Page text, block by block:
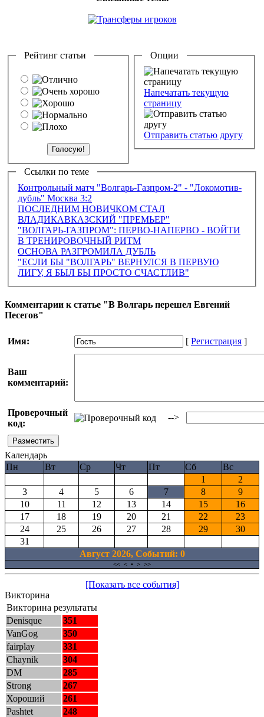
Рейтинг статьи Опции
Напечатать текущую
страницу
Отправить статью другу
Ссылки по теме
Контрольный матч "Волгарь-Газпром-2" - "Локомотив-
дубль" Москва 3:2
ПОСЛЕДНИМ НОВИЧКОМ СТАЛ
ВЛАДИКАВКАЗСКИЙ "ПРЕМЬЕР"
"ВОЛГАРЬ-ГАЗПРОМ": ПЕРВО-НАПЕРВО - ВОЙТИ
В ТРЕНИРОВОЧНЫЙ РИТМ
ОСНОВА РАЗГРОМИЛА ДУБЛЬ
"ЕСЛИ БЫ "ВОЛГАРЬ" ВЕРНУЛСЯ В ПЕРВУЮ
ЛИГУ, Я БЫЛ БЫ ПРОСТО СЧАСТЛИВ"
Комментарии к статье "В Волгарь перешел Евгений
Песегов"
Имя: [ Регистрация ]
Ваш
комментарий:
Проверочный
код:
-->
Календарь
Пн
Вт Ср Чт Пт Сб
Вс
1
2
3
4 5 6 7 8
9
10
11 12 13 14 15
16
17
18 19 20 21 22
23
24
25 26 27 28 29
30
31
Август 2026, Cобытий: 0
<< < • > >>
[Показать все события]
Викторина
Викторина результаты
Denisque
351
VanGog
350
fairplay
331
Chaynik
304
DM
285
Strong
267
Хороший
261
Pashtet
248